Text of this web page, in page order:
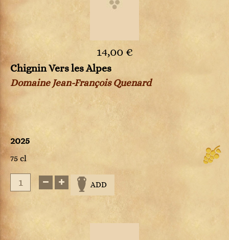
14,00 €
Chignin Vers les Alpes
Domaine Jean-François Quenard
2025
75 cl
ADD